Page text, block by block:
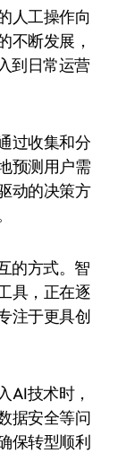
不断发展，
到日常运营
过收集和分
预测用户需
动的决策方
的方式。智
具，正在逐
注于更具创
AI技术时，
据安全等问
保转型顺利